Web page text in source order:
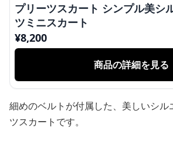
プリーツスカート シンプル美シ
ツミニスカート
¥8,200
商品の詳細を見る
細めのベルトが付属した、美しいシル
ツスカートです。